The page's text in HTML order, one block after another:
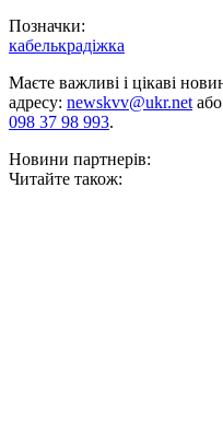
Позначки:
кабелькрадіжка
Маєте важливі і цікаві
адресу: newskvv@ukr.netабо
098 37 98 993.
Новини партнерів:
Читайте також: